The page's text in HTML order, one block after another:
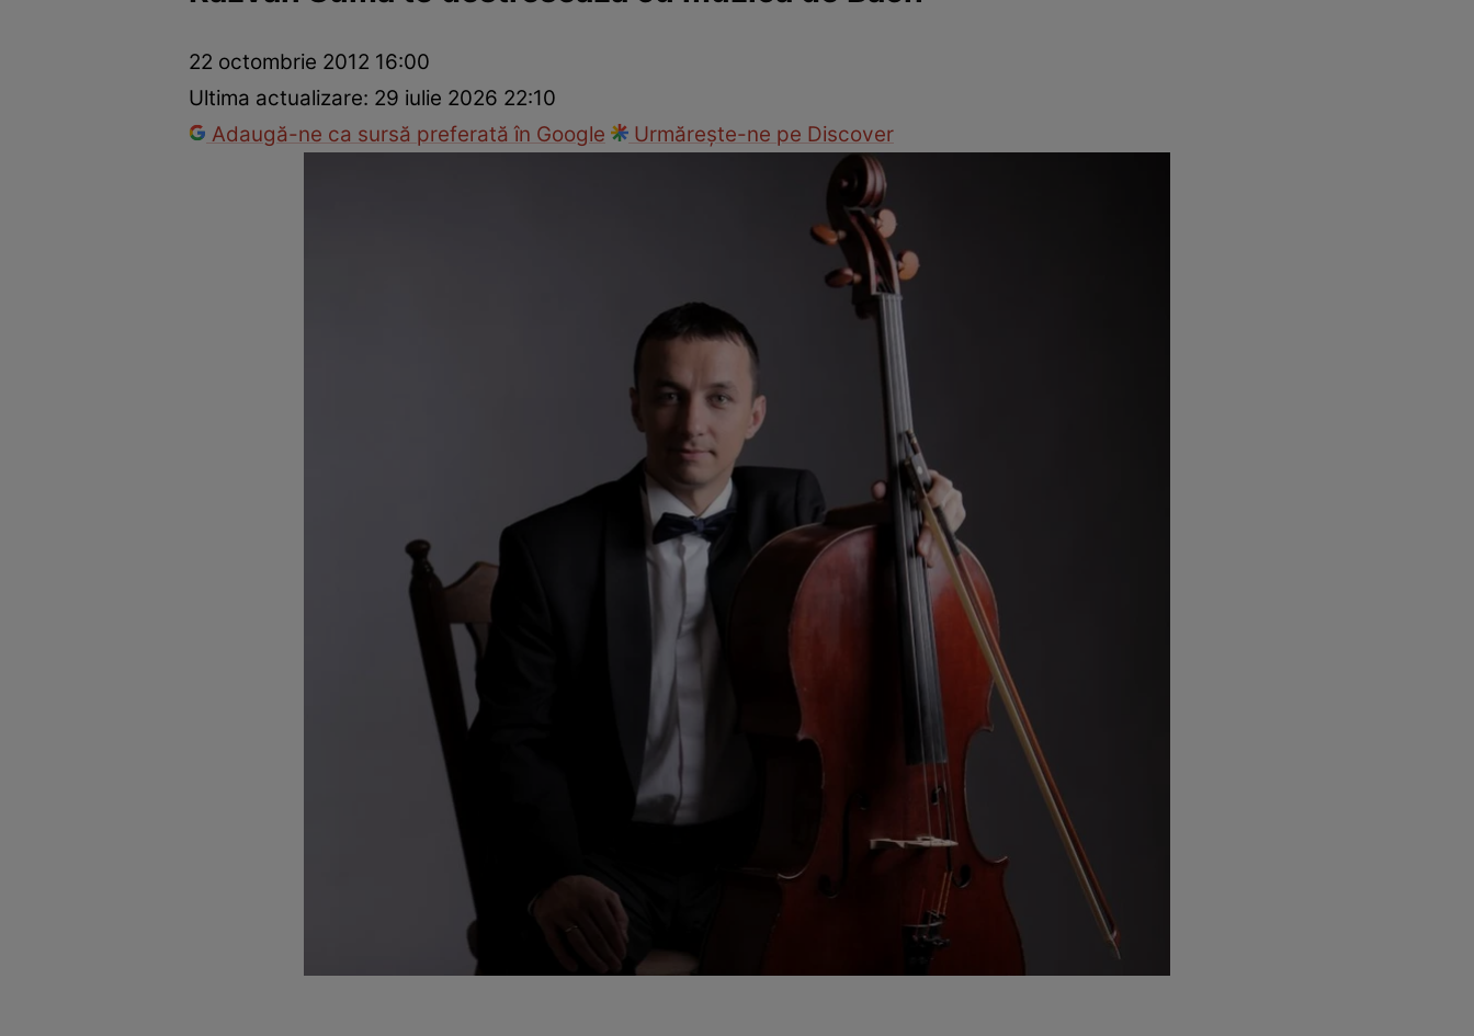
Dragoste și SexEvenimente
22 octombrie 2012 16:00
Ultima actualizare: 29 iulie 2026 22:10
Adaugă-ne ca sursă preferată în Google
Urmărește-ne pe Discover